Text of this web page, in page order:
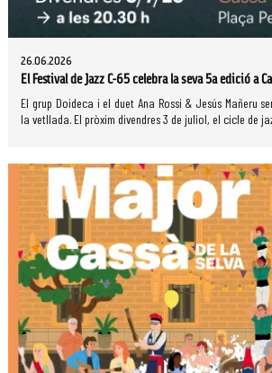
26.06.2026
El Festival de Jazz C-65 celebra la seva 5a edició a
El grup Doideca i el duet Ana Rossi & Jesús Mañeru
la vetllada. El pròxim divendres 3 de juliol, el cicle de